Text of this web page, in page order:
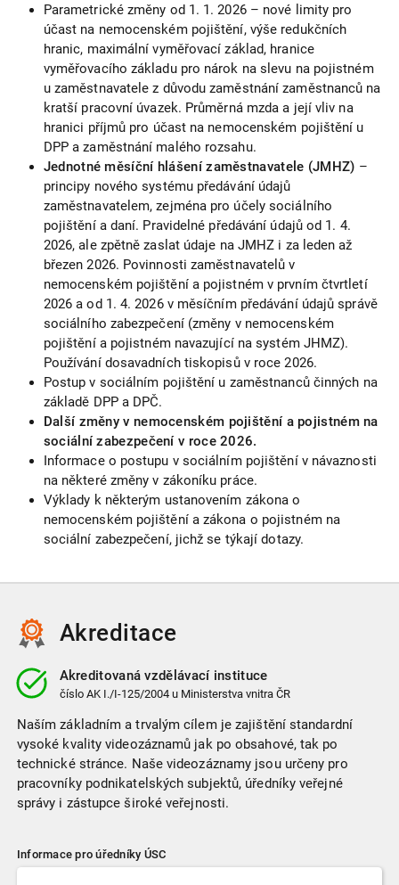
Parametrické změny od 1. 1. 2026 – nové limity pro
účast na nemocenském pojištění, výše redukčních
hranic, maximální vyměřovací základ, hranice
vyměřovacího základu pro nárok na slevu na pojistném
u zaměstnavatele z důvodu zaměstnání zaměstnanců na
kratší pracovní úvazek. Průměrná mzda a její vliv na
hranici příjmů pro účast na nemocenském pojištění u
DPP a zaměstnání malého rozsahu.
Jednotné měsíční hlášení zaměstnavatele (JMHZ) –
principy nového systému předávání údajů
zaměstnavatelem, zejména pro účely sociálního
pojištění a daní. Pravidelné předávání údajů od 1. 4.
2026, ale zpětně zaslat údaje na JMHZ i za leden až
březen 2026. Povinnosti zaměstnavatelů v
nemocenském pojištění a pojistném v prvním čtvrtletí
2026 a od 1. 4. 2026 v měsíčním předávání údajů správě
sociálního zabezpečení (změny v nemocenském
pojištění a pojistném navazující na systém JHMZ).
Používání dosavadních tiskopisů v roce 2026.
Postup v sociálním pojištění u zaměstnanců činných na
základě DPP a DPČ.
Další změny v nemocenském pojištění a pojistném na
sociální zabezpečení v roce 2026.
Informace o postupu v sociálním pojištění v návaznosti
na některé změny v zákoníku práce.
Výklady k některým ustanovením zákona o
nemocenském pojištění a zákona o pojistném na
sociální zabezpečení, jichž se týkají dotazy.
Akreditace
Akreditovaná vzdělávací instituce
číslo AK I./I-125/2004u Ministerstva vnitra ČR
Naším základním a trvalým cílem je zajištění standardní
vysoké kvality videozáznamů jak po obsahové, tak po
technické stránce. Naše videozáznamy jsou určeny pro
pracovníky podnikatelských subjektů, úředníky veřejné
správy i zástupce široké veřejnosti.
Informace pro úředníky ÚSC